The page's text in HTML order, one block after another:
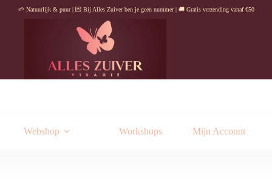
🌱 Natuurlijk & puur | 💌 Bij Alles Zuiver ben je geen nummer | 🚚 Gratis verzending vanaf €50
Webshop Workshops Mijn Account